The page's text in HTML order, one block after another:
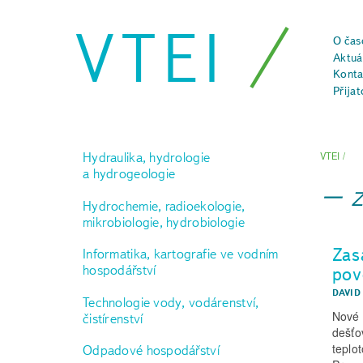
VTEI
O
Hydraulika, hydrologie
a hydrogeologie
Hydrochemie, radioekologie,
mikrobiologie, hydrobiologie
Informatika, kartografie ve vodním
hospodářství
Technologie vody, vodárenství,
čistírenství
Odpadové hospodářství
VTEI /
DAVID